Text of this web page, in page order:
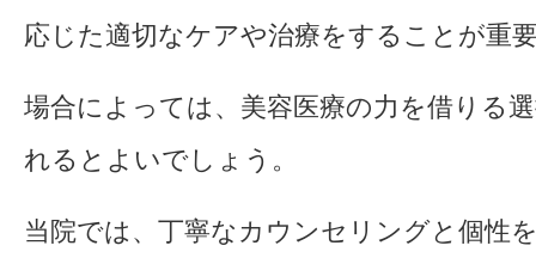
応じた適切なケアや治療をすることが重
場合によっては、美容医療の力を借りる
れるとよいでしょう。
当院では、丁寧なカウンセリングと個性